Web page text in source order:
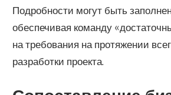
Подробности могут быть
обеспечивая команду
на требования на протяжении
разработки проекта.